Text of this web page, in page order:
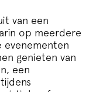
van een
op meerdere
evenementen
genieten van
een